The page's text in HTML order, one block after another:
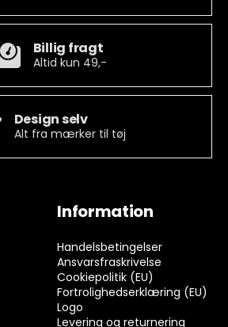
Billig fragt
Altid kun 49,-
Design selv
Alt fra mærker til tøj
Information
Handelsbetingelser
Ansvarsfraskrivelse
Cookiepolitik (EU)
Fortrolighedserklæring (EU)
Logo
Levering og returnering